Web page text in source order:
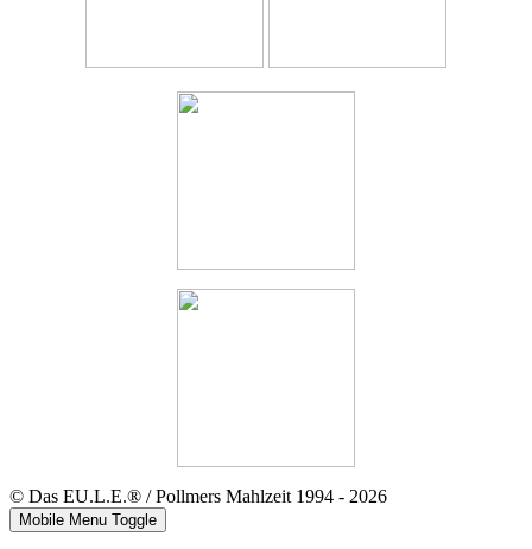
© Das EU.L.E.® / Pollmers Mahlzeit 1994 - 2026
Mobile Menu Toggle